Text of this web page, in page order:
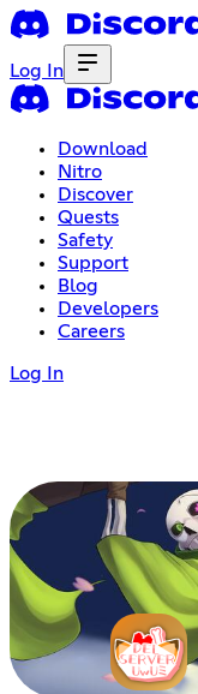
Log In
Download
Nitro
Discover
Quests
Safety
Support
Blog
Developers
Careers
Log In